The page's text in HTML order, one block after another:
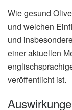
Wie gesund
und welchen
und
einer aktuellen
veröffentlicht ist.